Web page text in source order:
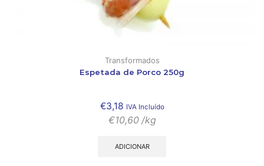
Transformados
Espetada de Porco 250g
€3,18 IVA Incluído
€10,60 /kg
ADICIONAR